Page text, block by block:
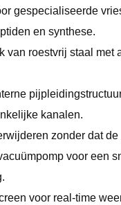
gespecialiseerde
en synthese.
van roestvrij staal met
kanalen.
zonder dat de
voor een
voor real-time